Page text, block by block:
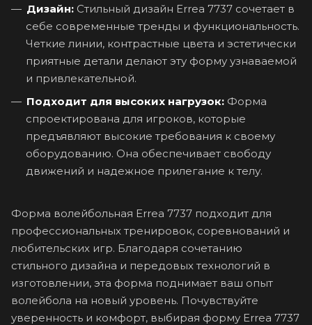
Дизайн: Стильный дизайн Errea 7737 сочетает в
себе современные тренды и функциональность.
Четкие линии, контрастные цвета и эстетически
приятные детали делают эту форму узнаваемой
и привлекательной.
Подходит для высоких нагрузок: Форма
спроектирована для игроков, которые
предъявляют высокие требования к своему
оборудованию. Она обеспечивает свободу
движений и надежное прилегание к телу.
Форма волейбольная Errea 7737 подходит для
профессиональных тренировок, соревнований и
любительских игр. Благодаря сочетанию
стильного дизайна и передовых технологий в
изготовлении, эта форма поднимает ваш опыт
волейбола на новый уровень. Почувствуйте
уверенность и комфорт, выбирая форму Errea 7737